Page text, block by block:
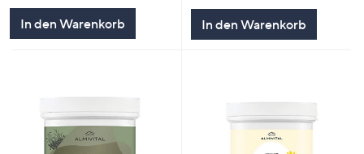
In den Warenkorb In den Warenkorb